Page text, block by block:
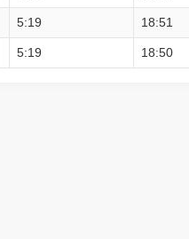
5:19 18:51
5:19 18:50